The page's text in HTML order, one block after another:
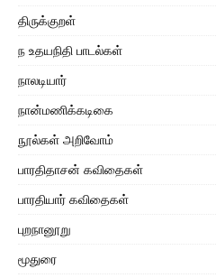
திருக்குறள்
ந உதயநிதி பாடல்கள்
நாலடியார்
நான்மணிக்கடிகை
நூல்கள் அறிவோம்
பாரதிதாசன் கவிதைகள்
பாரதியார் கவிதைகள்
புறநானூறு
மூதுரை